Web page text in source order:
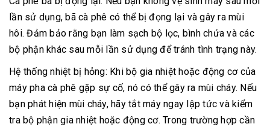
lần sử dụng, bã cà phê có thể bị đọng lại và gây ra mùi
hôi. Đảm bảo rằng bạn làm sạch bộ lọc, bình chứa và các
bộ phận khác sau mỗi lần sử dụng để tránh tình trạng này.
Hệ thống nhiệt bị hỏng: Khi bộ gia nhiệt hoặc động cơ của
máy pha cà phê gặp sự cố, nó có thể gây ra mùi cháy. Nếu
bạn phát hiện mùi cháy, hãy tắt máy ngay lập tức và kiểm
tra bộ phận gia nhiệt hoặc động cơ. Trong trường hợp cần